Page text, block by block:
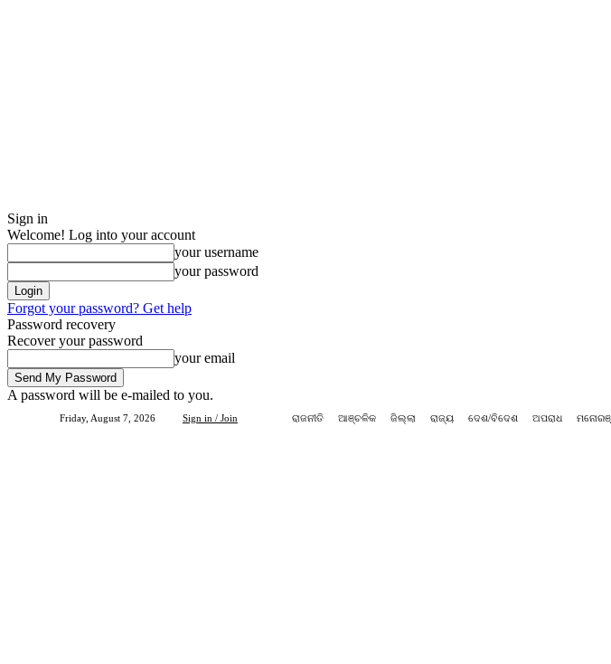
Sign in
Welcome! Log into your account
your username
your password
Forgot your password? Get help
Password recovery
Recover your password
your email
A password will be e-mailed to you.
Friday, August 7, 2026 Sign in / Join ରାଜନୀତି ଆଞ୍ଚଳିକ ଜିଲ୍ଲା ରାଜ୍ୟ ଦେଶ/ବିଦେଶ ଅପରାଧ